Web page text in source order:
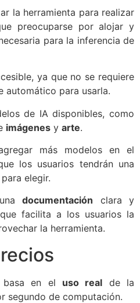
la herramienta para realizar
preocuparse por alojar y
para la inferencia de
ya que no se requiere
automático para usarla.
de IA disponibles, como
imágenes y arte.
más modelos en el
los usuarios tendrán una
elegir.
documentación clara y
facilita a los usuarios la
la herramienta.
en el uso real de la
segundo de computación.